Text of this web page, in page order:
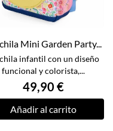
Mini Garden Party...
infantil con un diseño
funcional y colorista,...
49,90 €
Añadir al carrito